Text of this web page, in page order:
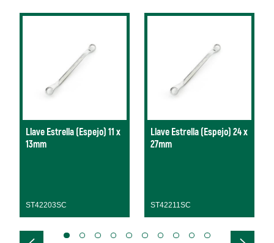
Llave Estrella (Espejo) 11 x
13mm
ST42203SC
Llave Estrella (Espejo) 24 x
27mm
ST42211SC